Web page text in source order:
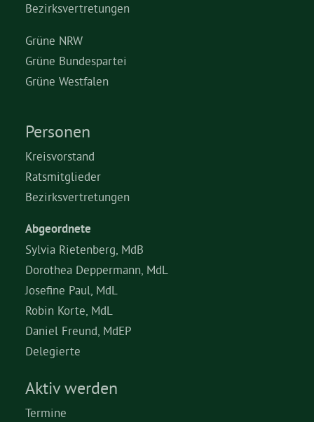
Bezirksvertretungen
Grüne NRW
Grüne Bundespartei
Grüne Westfalen
Personen
Kreisvorstand
Ratsmitglieder
Bezirksvertretungen
Abgeordnete
Sylvia Rietenberg, MdB
Dorothea Deppermann, MdL
Josefine Paul, MdL
Robin Korte, MdL
Daniel Freund, MdEP
Delegierte
Aktiv werden
Termine